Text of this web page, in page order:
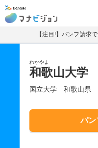
マナビジョン
【注目!】パンフ請求
わかやま
和歌山大学
国立大学 和歌山県
パン